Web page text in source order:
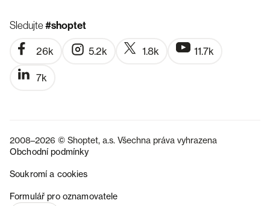
Sledujte#shoptet
26k 5.2k 1.8k 11.7k
7k
2008–2026 © Shoptet, a.s. Všechna práva vyhrazena
Obchodní podmínky
Soukromí a cookies
Formulář pro oznamovatele